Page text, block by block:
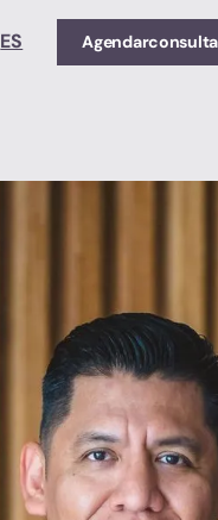
ES Agendarconsulta